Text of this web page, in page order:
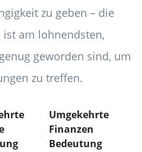
zu geben – die
ist am lohnendsten,
geworden sind, um
zu treffen.
Umgekehrte
Finanzen
Bedeutung